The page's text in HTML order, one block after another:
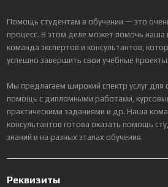
Помощь студентам в обучении — это
процесс. В этом деле может помочь наша
команда экспертов и консультантов,
успешно завершить свои учебные проекты.
Мы предлагаем широкий спектр услуг для
помощь с дипломными работами,
практическими заданиями и др. Наша
консультантов готова оказать помощь
знаний и на разных этапах обучения.
Реквизиты